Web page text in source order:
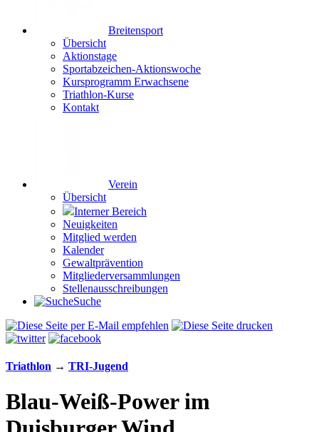
Breiten­sport
Übersicht
Aktionstage
Sportabzeichen-Aktionswoche
Kursprogramm Erwachsene
Triathlon-Kurse
Kontakt
Verein
Übersicht
Interner Bereich
Neuigkeiten
Mitglied werden
Kalender
Gewaltprävention
Mitglieder­versammlungen
Stellen­aus­schrei­bungen
Suche
Triathlon → TRI-Jugend
Blau-Weiß-Power im